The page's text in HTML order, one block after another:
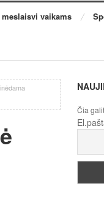
meslaisvi vaikams
Čia